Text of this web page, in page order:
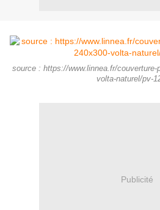
source : https://www.linnea.fr/couverture-
volta-naturel/pv-
Publicité